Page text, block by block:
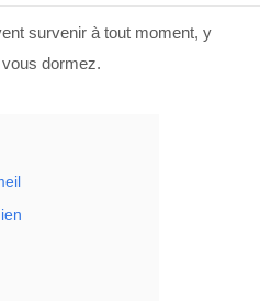
survenir à tout moment, y
dormez.